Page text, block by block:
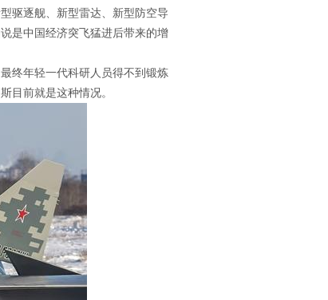
驱逐舰、新型雷达、新型防空导
是中国经济突飞猛进后带来的增
终年轻一代科研人员得不到锻炼
目前就是这种情况。